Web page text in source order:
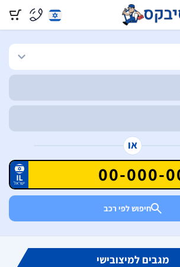
או
חיפוש לפי רכב
מגבים למיצובישי